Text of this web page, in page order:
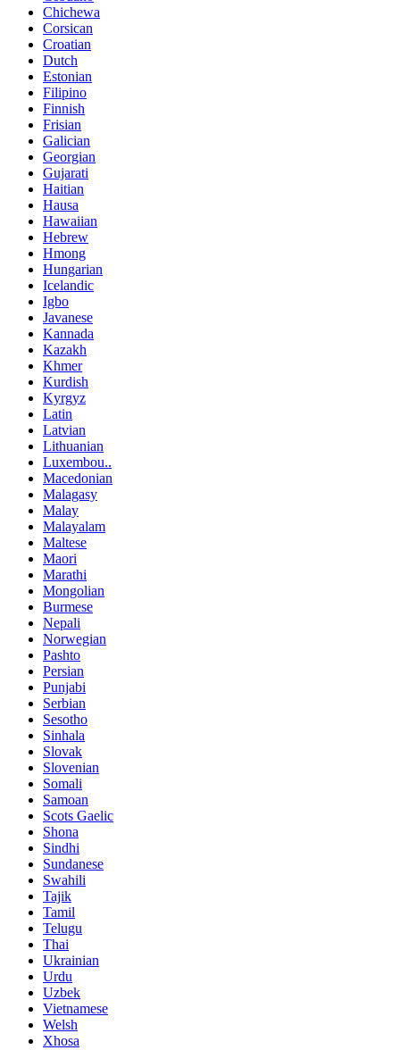
Chichewa
Corsican
Croatian
Dutch
Estonian
Filipino
Finnish
Frisian
Galician
Georgian
Gujarati
Haitian
Hausa
Hawaiian
Hebrew
Hmong
Hungarian
Icelandic
Igbo
Javanese
Kannada
Kazakh
Khmer
Kurdish
Kyrgyz
Latin
Latvian
Lithuanian
Luxembou..
Macedonian
Malagasy
Malay
Malayalam
Maltese
Maori
Marathi
Mongolian
Burmese
Nepali
Norwegian
Pashto
Persian
Punjabi
Serbian
Sesotho
Sinhala
Slovak
Slovenian
Somali
Samoan
Scots Gaelic
Shona
Sindhi
Sundanese
Swahili
Tajik
Tamil
Telugu
Thai
Ukrainian
Urdu
Uzbek
Vietnamese
Welsh
Xhosa